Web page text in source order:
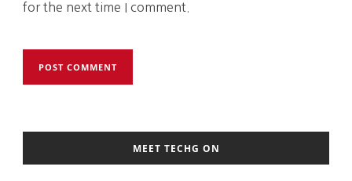
for the next time I comment.
MEET TECHG ON